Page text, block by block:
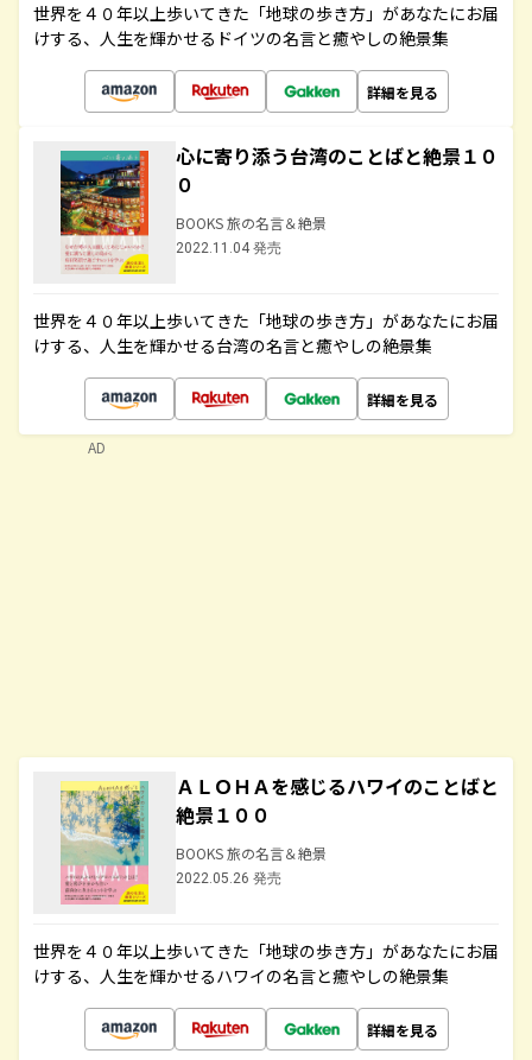
世界を４０年以上歩いてきた「地球の歩き方」があなたにお届
けする、人生を輝かせるドイツの名言と癒やしの絶景集
詳細を見る
心に寄り添う台湾のことばと絶景１０
０
BOOKS 旅の名言＆絶景
2022.11.04 発売
世界を４０年以上歩いてきた「地球の歩き方」があなたにお届
けする、人生を輝かせる台湾の名言と癒やしの絶景集
詳細を見る
ＡＬＯＨＡを感じるハワイのことばと
絶景１００
BOOKS 旅の名言＆絶景
2022.05.26 発売
世界を４０年以上歩いてきた「地球の歩き方」があなたにお届
けする、人生を輝かせるハワイの名言と癒やしの絶景集
詳細を見る
AD